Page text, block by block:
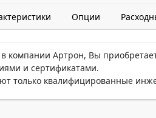
Опции
компании Артрон, Вы
и сертификатами.
только квалифицированные